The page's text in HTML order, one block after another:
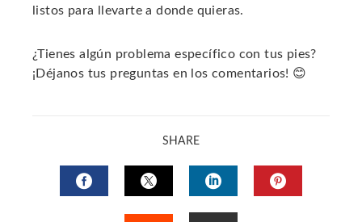
listos para llevarte a donde quieras.
¿Tienes algún problema específico con tus pies?
¡Déjanos tus preguntas en los comentarios! 😊
SHARE
FACEBOOKTWITTERLINKEDIN